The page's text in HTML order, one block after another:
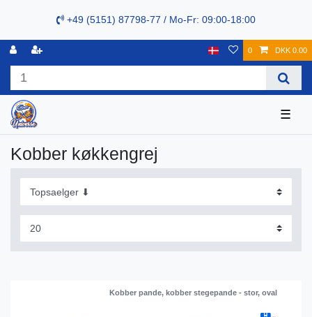
+49 (5151) 87798-77 / Mo-Fr: 09:00-18:00
0 DKK 0.00
☰
Kobber køkkengrej
Kobber pande, kobber stegepande - stor, oval